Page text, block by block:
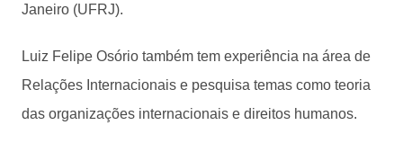
Janeiro (UFRJ).
Luiz Felipe Osório também tem experiência na área de
Relações Internacionais e pesquisa temas como teoria
das organizações internacionais e direitos humanos.